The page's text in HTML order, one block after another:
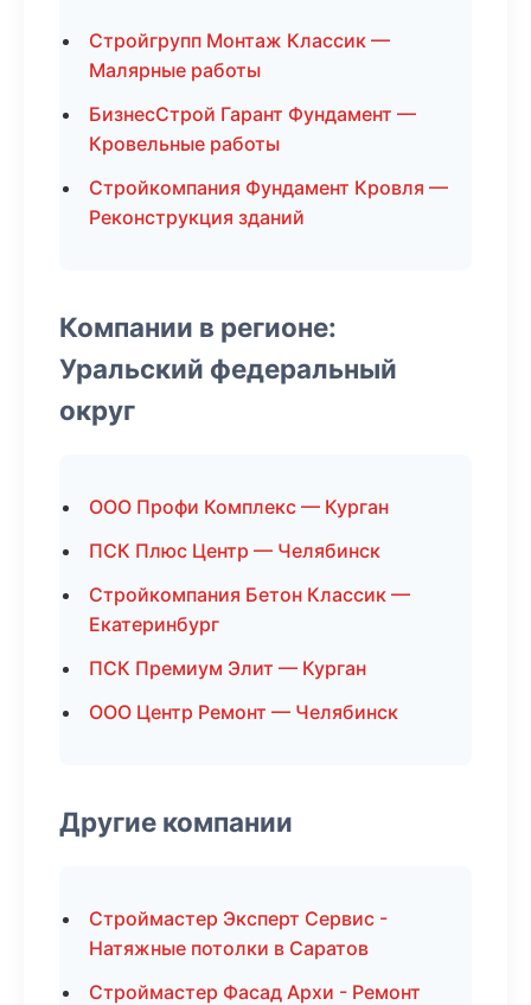
Стройгрупп Монтаж Классик —
Малярные работы
БизнесСтрой Гарант Фундамент —
Кровельные работы
Стройкомпания Фундамент Кровля —
Реконструкция зданий
Компании в регионе:
Уральский федеральный
округ
ООО Профи Комплекс — Курган
ПСК Плюс Центр — Челябинск
Стройкомпания Бетон Классик —
Екатеринбург
ПСК Премиум Элит — Курган
ООО Центр Ремонт — Челябинск
Другие компании
Строймастер Эксперт Сервис -
Натяжные потолки в Саратов
Строймастер Фасад Архи - Ремонт